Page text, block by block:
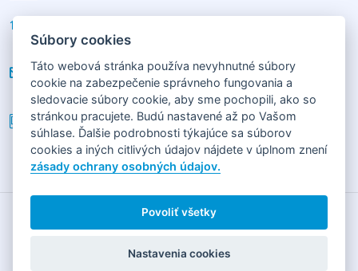
Telefón
+(421) 903 856 977
2026 HÁDZANÁRSKY KLUB SLOVAN DUSLO ŠAĽAHorná 30,
92701 Šaľa
GDPR|COOKIES
Obsah tejto stránky je vlastníctvom jej prevádzkovateľa
Súbory cookies
Táto webová stránka používa nevyhnutné súbory
cookie na zabezpečenie správneho fungovania a
sledovacie súbory cookie, aby sme pochopili, ako so
stránkou pracujete. Budú nastavené až po Vašom
súhlase. Ďalšie podrobnosti týkajúce sa súborov
cookies a iných citlivých údajov nájdete v úplnom znení
zásady ochrany osobných údajov.
Povoliť všetky
Nastavenia cookies